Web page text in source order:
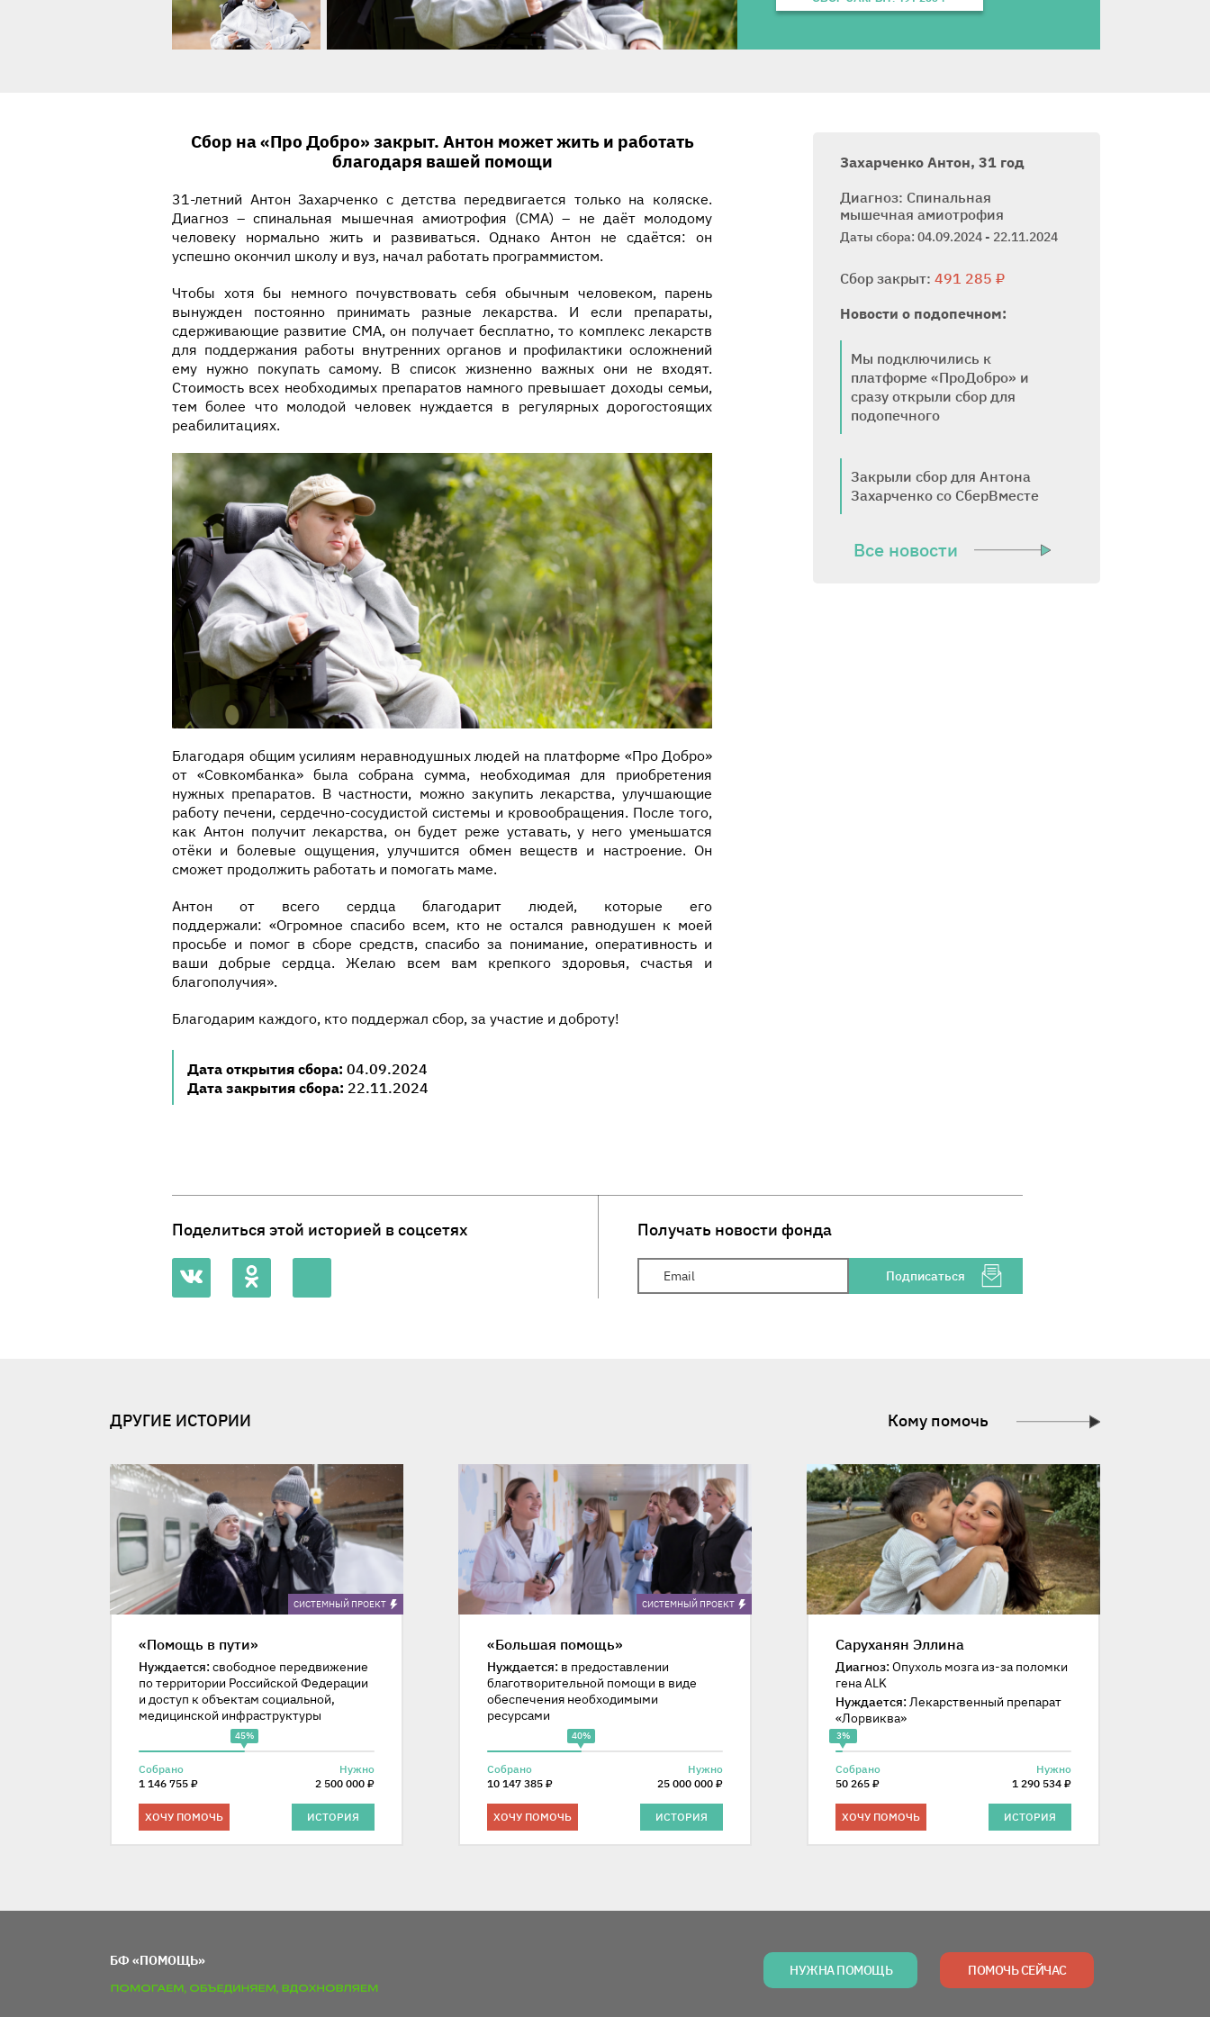
Сбор на «Про Добро» закрыт. Антон может жить и работать
благодаря вашей помощи
31-летний Антон Захарченко с детства передвигается только на коляске.
Диагноз – спинальная мышечная амиотрофия (СМА) – не даёт молодому
человеку нормально жить и развиваться. Однако Антон не сдаётся: он
успешно окончил школу и вуз, начал работать программистом.
Чтобы хотя бы немного почувствовать себя обычным человеком, парень
вынужден постоянно принимать разные лекарства. И если препараты,
сдерживающие развитие СМА, он получает бесплатно, то комплекс лекарств
для поддержания работы внутренних органов и профилактики осложнений
ему нужно покупать самому. В список жизненно важных они не входят.
Стоимость всех необходимых препаратов намного превышает доходы семьи,
тем более что молодой человек нуждается в регулярных дорогостоящих
реабилитациях.
Благодаря общим усилиям неравнодушных людей на платформе «Про Добро»
от «Совкомбанка» была собрана сумма, необходимая для приобретения
нужных препаратов. В частности, можно закупить лекарства, улучшающие
работу печени, сердечно-сосудистой системы и кровообращения. После того,
как Антон получит лекарства, он будет реже уставать, у него уменьшатся
отёки и болевые ощущения, улучшится обмен веществ и настроение. Он
сможет продолжить работать и помогать маме.
Антон от всего сердца благодарит людей, которые его
поддержали: «Огромное спасибо всем, кто не остался равнодушен к моей
просьбе и помог в сборе средств, спасибо за понимание, оперативность и
ваши добрые сердца. Желаю всем вам крепкого здоровья, счастья и
благополучия».
Благодарим каждого, кто поддержал сбор, за участие и доброту!
Захарченко Антон, 31 год
Диагноз: Спинальная
мышечная амиотрофия
Даты сбора: 04.09.2024 - 22.11.2024
Сбор закрыт: 491 285 ₽
Новости о подопечном:
Мы подключились к
платформе «ПроДобро» и
сразу открыли сбор для
подопечного
Закрыли сбор для Антона
Захарченко со СберВместе
Все новости
Дата открытия сбора: 04.09.2024
Дата закрытия сбора: 22.11.2024
Поделиться этой историей в соцсетях Получать новости фонда
Ваш Email
Подписаться
ДРУГИЕ ИСТОРИИ Кому помочь
CИСТЕМНЫЙ ПРОЕКТ
«Помощь в пути»
Нуждается: свободное передвижение
по территории Российской Федерации
и доступ к объектам социальной,
медицинской инфраструктуры
45%
Собрано
1 146 755 ₽
Нужно
2 500 000 ₽
ХОЧУ ПОМОЧЬ ИСТОРИЯ
CИСТЕМНЫЙ ПРОЕКТ
«Большая помощь»
Нуждается: в предоставлении
благотворительной помощи в виде
обеспечения необходимыми
ресурсами
40%
Собрано
10 147 385 ₽
Нужно
25 000 000 ₽
ХОЧУ ПОМОЧЬ ИСТОРИЯ
Саруханян Эллина
Диагноз:Опухоль мозга из-за поломки
гена ALK
Нуждается:Лекарственный препарат
«Лорвиква»
3%
Собрано
50 265 ₽
Нужно
1 290 534 ₽
ХОЧУ ПОМОЧЬ ИСТОРИЯ
БФ «ПОМОЩЬ»
НУЖНА ПОМОЩЬ ПОМОЧЬ СЕЙЧАС